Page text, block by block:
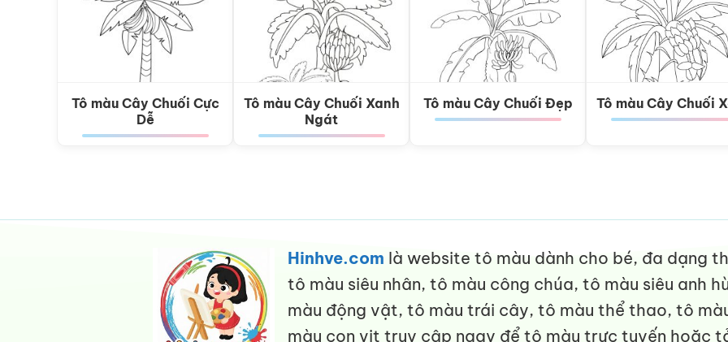
Tô màu Cây Chuối Cực
Dễ
Tô màu Cây Chuối Xanh
Ngát
Tô màu Cây Chuối Đẹp Tô màu Cây Chuối
Hinhve.com là website tô màu dành cho bé, đa dạng
tô màu siêu nhân, tô màu công chúa, tô màu siêu anh
màu động vật, tô màu trái cây, tô màu thể thao, tô
màu con vit truy cập ngay để tô màu trực tuyến hoặc